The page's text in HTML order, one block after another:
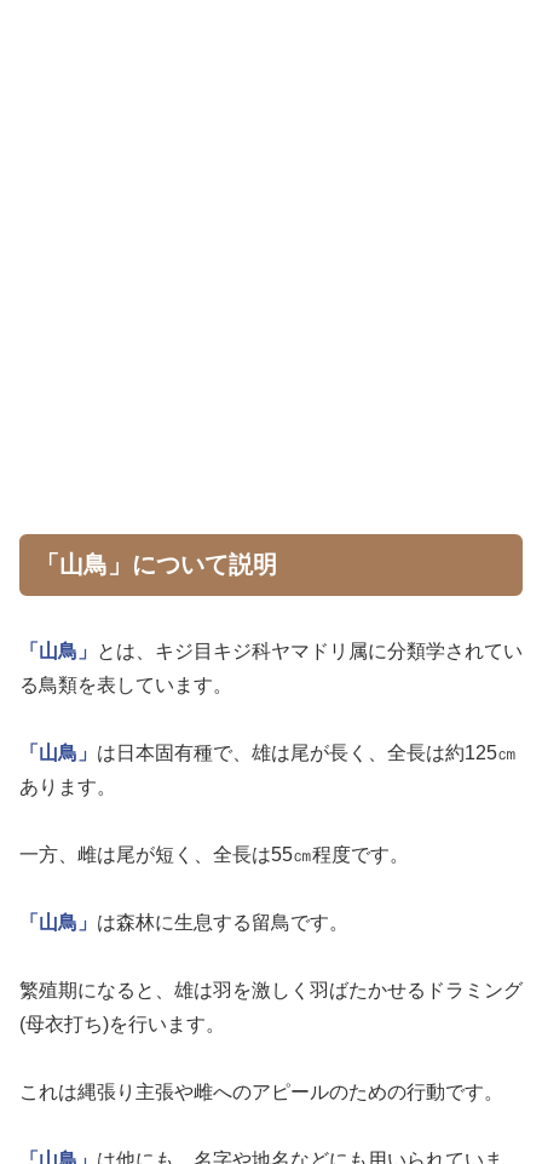
「山鳥」について説明
「山鳥」
とは、キジ目キジ科ヤマドリ属に分類学されてい
る鳥類を表しています。
「山鳥」 は日本固有種で、雄は尾が長く、全長は約125㎝
あります。
一方、雌は尾が短く、全長は55㎝程度です。
「山鳥」 は森林に生息する留鳥です。
繁殖期になると、雄は羽を激しく羽ばたかせるドラミング
(母衣打ち)を行います。
これは縄張り主張や雌へのアピールのための行動です。